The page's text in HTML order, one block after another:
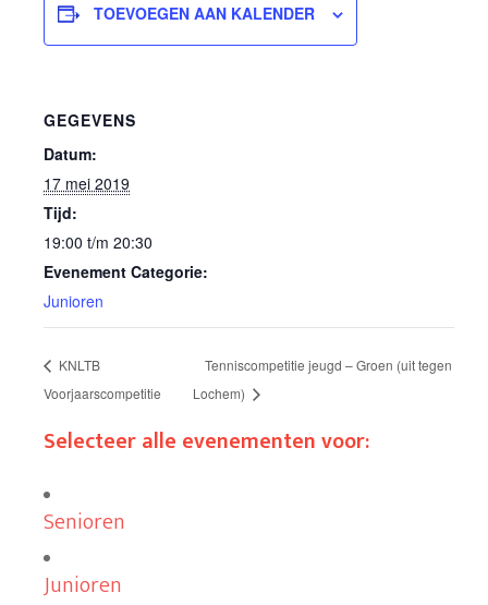
TOEVOEGEN AAN KALENDER
GEGEVENS
Datum:
17 mei 2019
Tijd:
19:00 t/m 20:30
Evenement Categorie:
Junioren
KNLTB
Voorjaarscompetitie
Tenniscompetitie jeugd – Groen (uit tegen
Lochem)
Selecteer alle evenementen voor:
Senioren
Junioren